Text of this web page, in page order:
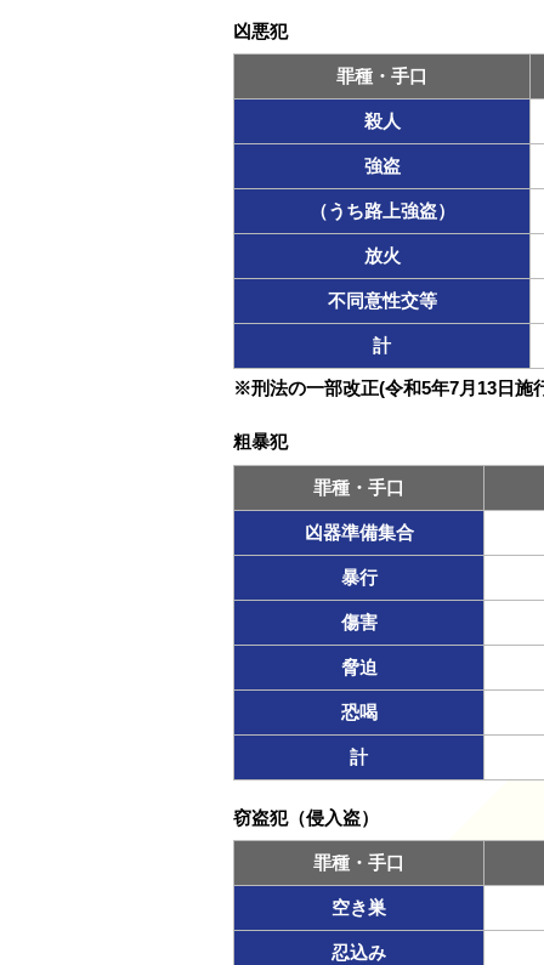
凶悪犯
罪種・手口
殺人
強盗
（うち路上強盗）
放火
不同意性交等
計
※刑法の一部改正(令和5年7月13日施
粗暴犯
罪種・手口
凶器準備集合
暴行
傷害
脅迫
恐喝
計
窃盗犯（侵入盗）
罪種・手口
空き巣
忍込み